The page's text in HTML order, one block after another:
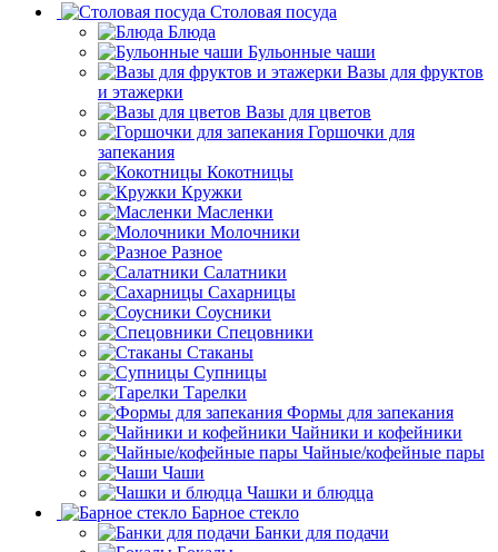
Столовая посуда
Блюда
Бульонные чаши
Вазы для фруктов
и этажерки
Вазы для цветов
Горшочки для
запекания
Кокотницы
Кружки
Масленки
Молочники
Разное
Салатники
Сахарницы
Соусники
Спецовники
Стаканы
Супницы
Тарелки
Формы для запекания
Чайники и кофейники
Чайные/кофейные пары
Чаши
Чашки и блюдца
Барное стекло
Банки для подачи